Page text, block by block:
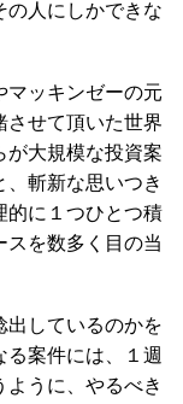
の人にしかできな
ッキンゼーの元
させて頂いた世界
が大規模な投資案
斬新な思いつき
的に１つひとつ積
を数多く目の当
しているのかを
る案件には、１週
うに、やるべき